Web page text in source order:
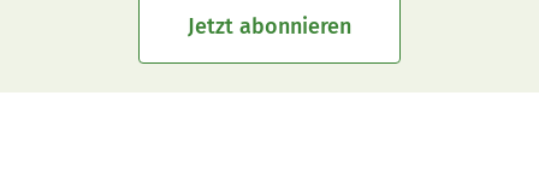
Jetzt abonnieren